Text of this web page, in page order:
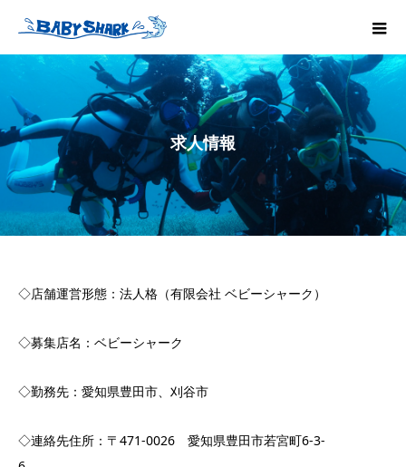
求人情報
◇店舗運営形態：法人格（有限会社 ベビーシャーク）
◇募集店名：ベビーシャーク
◇勤務先：愛知県豊田市、刈谷市
◇連絡先住所：〒471-0026 愛知県豊田市若宮町6-3-